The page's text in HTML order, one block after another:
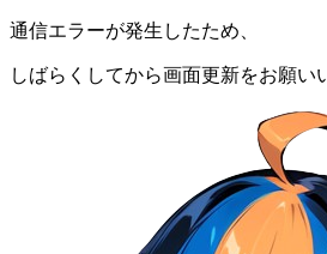
通信エラーが発生したため、
しばらくしてから画面更新をお願い